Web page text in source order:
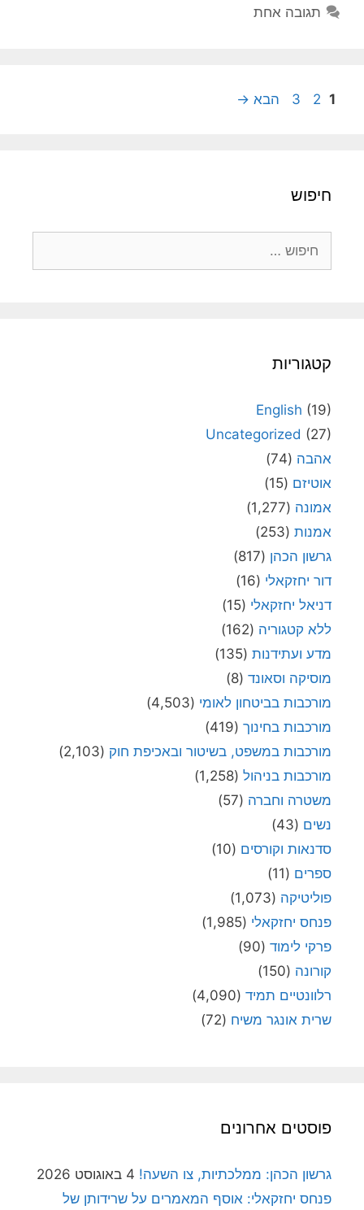
תגובה אחת
עמוד
1 עמוד
2 עמוד
3 הבא →
חיפוש
קטגוריות
English (19)
Uncategorized (27)
אהבה (74)
אוטיזם (15)
אמונה (1,277)
אמנות (253)
גרשון הכהן (817)
דור יחזקאלי (16)
דניאל יחזקאלי (15)
ללא קטגוריה (162)
מדע ועתידנות (135)
מוסיקה וסאונד (8)
מורכבות בביטחון לאומי (4,503)
מורכבות בחינוך (419)
מורכבות במשפט, בשיטור ובאכיפת חוק (2,103)
מורכבות בניהול (1,258)
משטרה וחברה (57)
נשים (43)
סדנאות וקורסים (10)
ספרים (11)
פוליטיקה (1,073)
פנחס יחזקאלי (1,985)
פרקי לימוד (90)
קורונה (150)
רלוונטיים תמיד (4,090)
שרית אונגר משיח (72)
פוסטים אחרונים
גרשון הכהן: ממלכתיות, צו השעה! 4 באוגוסט 2026
פנחס יחזקאלי: אוסף המאמרים על שרידותן של